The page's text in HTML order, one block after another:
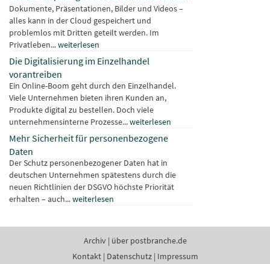
Dokumente, Präsentationen, Bilder und Videos –
alles kann in der Cloud gespeichert und
problemlos mit Dritten geteilt werden. Im
Privatleben...weiterlesen
Die Digitalisierung im Einzelhandel
vorantreiben
Ein Online-Boom geht durch den Einzelhandel.
Viele Unternehmen bieten ihren Kunden an,
Produkte digital zu bestellen. Doch viele
unternehmensinterne Prozesse...weiterlesen
Mehr Sicherheit für personenbezogene
Daten
Der Schutz personenbezogener Daten hat in
deutschen Unternehmen spätestens durch die
neuen Richtlinien der DSGVO höchste Priorität
erhalten – auch...weiterlesen
Archiv| über postbranche.de
Kontakt| Datenschutz| Impressum